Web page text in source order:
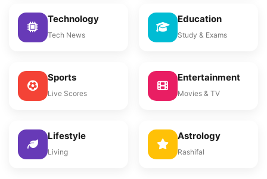
Technology
Tech News
Education
Study & Exams
Sports
Live Scores
Entertainment
Movies & TV
Lifestyle
Living
Astrology
Rashifal